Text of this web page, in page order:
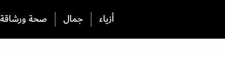
أزياء جمال صحة ورشاقة